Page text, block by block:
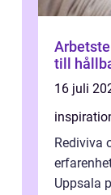
till
16 juli
Rediviva
Uppsala